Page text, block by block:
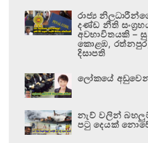
රාජ්‍ය
දණ්ඩ නීති
අවභාවිතයකි –
කොළඹ,
දිසාපති
ලෝකයේ
නැව් වලින්
පටු දෙයක්